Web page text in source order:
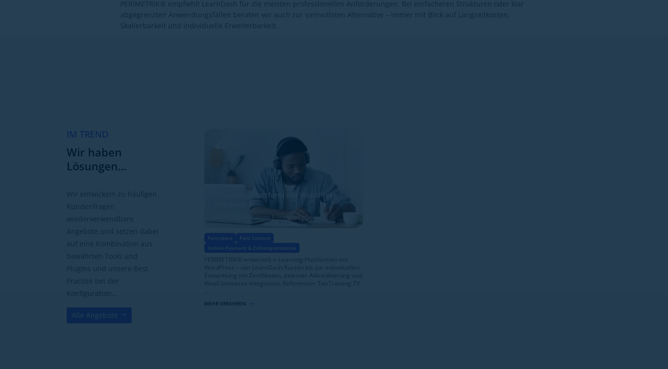
PERIMETRIK® empfiehlt LearnDash für die meisten professionellen Anforderungen. Bei einfacheren Strukturen oder klar
abgegrenzten Anwendungsfällen beraten wir auch zur sinnvollsten Alternative – immer mit Blick auf Langzeitkosten,
Skalierbarkeit und individuelle Erweiterbarkeit.
IM TREND
Wir haben
Lösungen…
Wir entwickeln zu häufigen
Kundenfragen
wiederverwendbare
Angebote und setzen dabei
auf eine Kombination aus
bewährten Tools und
PlugIns und unsere Best
Practise bei der
Konfiguration…
Alle Angebote
E-Learning Plattform mit WordPress
Bauen Sie ein lukratives E-Learning-Portal auf!
Formulare
Paid Content
Online-Payment & Zahlungsprozesse
PERIMETRIK® entwickelt e-Learning-Plattformen mit
WordPress – von LearnDash-Kursen bis zur individuellen
Entwicklung mit Zertifikaten, externer Akkreditierung und
WooCommerce-Integration. Referenzen: TierTraining.TV
MEHR ERFAHREN $